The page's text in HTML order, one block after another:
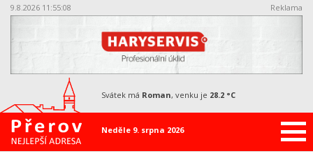
9.8.2026 11:55:09 Reklama
Neděle 9. srpna 2026
svátek má Roman, venku je 28.2 °C